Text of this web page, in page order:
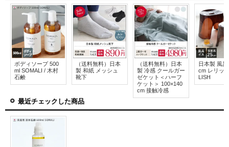
ボディソープ 500
ml SOMALI / 木村
石鹸
（送料無料）日本
製 和紙 メッシュ
靴下
（送料無料）日本
製 冷感 クールガー
ゼケット＜ハーフ
ケット＞ 100×140
cm 接触冷感
日本製 風
cm レリッ
LISH
最近チェックした商品